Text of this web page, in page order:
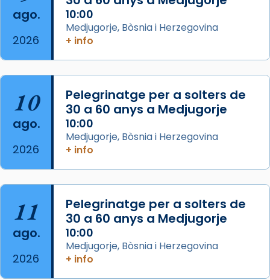
concelebrat el bisbe auxiliar de Barcelona,
Mons. David Abadías.
📸 Dr. G. Simón
Foto
Arquebisbat de Barcelona
2 weeks ago
Memòria de les santes Juliana i
Acompanyant la història de sant Cugat, a
partir de l’Edat Mitjana sorgeix la tradició
que les santes Juliana (“relatiu a Júlia”) i
Semproniana (“relatiu a Semprònia =
eterna”) són deixebles seves. I l’any 1667, el
frare Joan Gaspar Roig, afirma en una obra
que les santes són filles de l’antiga Iluro.
ago.
2026
10:00
Medjugorje, Bòsnia i Herzegovina
+ info
10
ago.
2026
Pelegrinatge per a solters de
30 a 60 anys a Medjugorje
10:00
Medjugorje, Bòsnia i Herzegovina
+ info
11
ago.
2026
Pelegrinatge per a solters de
30 a 60 anys a Medjugorje
10:00
Medjugorje, Bòsnia i Herzegovina
+ info